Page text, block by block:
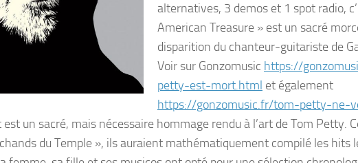
alternatives, 3 demos et 1 spot radio,
American Treasure » est un sacré
disparition du chanteur-guitariste de
Voir sur Gonzomusic https://
petty-est-mort.html et également
https://gonzomusic.fr/tom-petty-ne-
un sacré, mais nécessaire hommage rendu à l’art de Tom Petty.
du Temple », ils auraient mathématiquement compilé les hits